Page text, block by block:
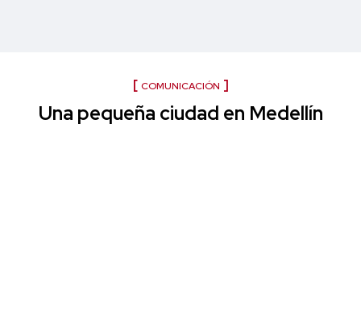
COMUNICACIÓN
Una pequeña ciudad en Medellín